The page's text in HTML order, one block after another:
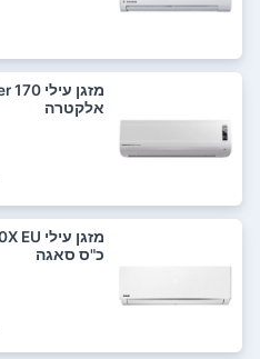
אלקטרה
‏כ"ס סאגה